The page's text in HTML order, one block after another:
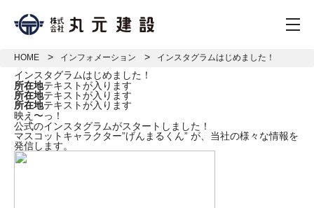
HOME インフォメーション インスタグラムはじめました！
インスタグラムはじめました！
所在地テキストが入ります
所在地テキストが入ります
所在地テキストが入ります
映え〜っ！
公式のインスタグラムがスタートしました！
マスコットキャラクター”げんまるくん” が、当社の様々な情報を
発信します。